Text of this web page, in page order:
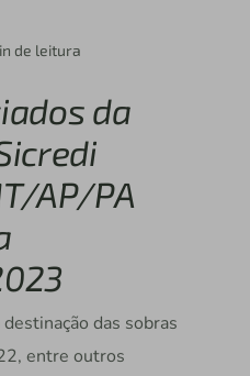
de leitura
da
AP/PA
das sobras
entre outros